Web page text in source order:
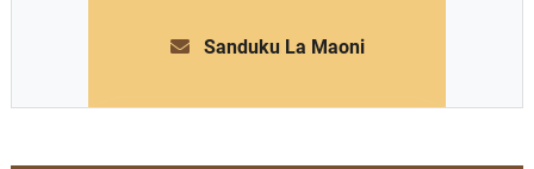
Sanduku La Maoni